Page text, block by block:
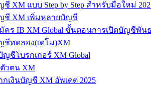
ชี XM แบบ Step by Step สำหรับมือใหม่
ชี XM เพิ่มหลายบัญชี
คร IB XM Global ขั้นตอนการเปิดบัญชีพันธ
ชีทดลอง(เดโม)XM
ญชีโบรกเกอร์ XM Global
วตน XM
กเงินบัญชี XM อัพเดต 2025